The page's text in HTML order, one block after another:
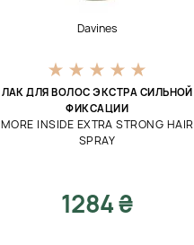
Davines
ЛАК ДЛЯ ВОЛОС ЭКСТРА СИЛЬНОЙ
ФИКСАЦИИ
MORE INSIDE EXTRA STRONG HAIR
SPRAY
1284 ₴